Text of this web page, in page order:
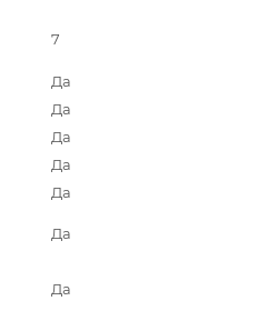
7
Да
Да
Да
Да
Да
Да
Да